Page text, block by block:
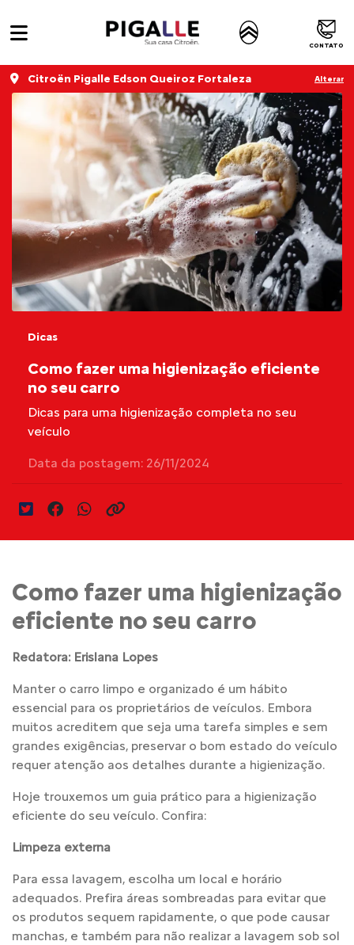
CONTATO
Citroën Pigalle Edson Queiroz Fortaleza Alterar
Dicas
Como fazer uma higienização eficiente
no seu carro
Dicas para uma higienização completa no seu
veículo
Data da postagem: 26/11/2024
Como fazer uma higienização
eficiente no seu carro
Redatora: Erislana Lopes
Manter o carro limpo e organizado é um hábito
essencial para os proprietários de veículos. Embora
muitos acreditem que seja uma tarefa simples e sem
grandes exigências, preservar o bom estado do veículo
requer atenção aos detalhes durante a higienização.
Hoje trouxemos um guia prático para a higienização
eficiente do seu veículo. Confira:
Limpeza externa
Para essa lavagem, escolha um local e horário
adequados. Prefira áreas sombreadas para evitar que
os produtos sequem rapidamente, o que pode causar
manchas, e também para não realizar a lavagem sob sol